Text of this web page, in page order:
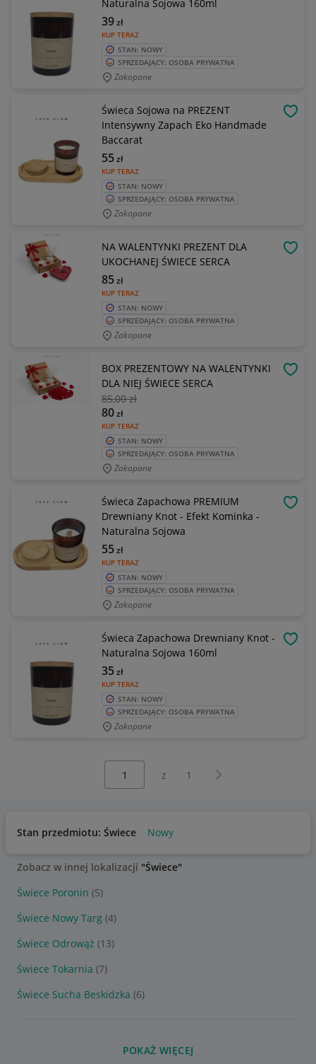
Naturalna Sojowa 160ml
KUP TERAZ
39zł
STAN: NOWY
SPRZEDAJĄCY: OSOBA PRYWATNA
Zakopane
Świeca Sojowa na PREZENT
Intensywny Zapach Eko Handmade
Baccarat
KUP TERAZ
55zł
STAN: NOWY
SPRZEDAJĄCY: OSOBA PRYWATNA
Zakopane
NA WALENTYNKI PREZENT DLA
UKOCHANEJ ŚWIECE SERCA
KUP TERAZ
85zł
STAN: NOWY
SPRZEDAJĄCY: OSOBA PRYWATNA
Zakopane
BOX PREZENTOWY NA WALENTYNKI
DLA NIEJ ŚWIECE SERCA
85,00 zł
KUP TERAZ
80zł
STAN: NOWY
SPRZEDAJĄCY: OSOBA PRYWATNA
Zakopane
Świeca Zapachowa PREMIUM
Drewniany Knot - Efekt Kominka -
Naturalna Sojowa
KUP TERAZ
55zł
STAN: NOWY
SPRZEDAJĄCY: OSOBA PRYWATNA
Zakopane
Świeca Zapachowa Drewniany Knot -
Naturalna Sojowa 160ml
KUP TERAZ
35zł
STAN: NOWY
SPRZEDAJĄCY: OSOBA PRYWATNA
Zakopane
z 1 Następna strona
Stan przedmiotu: Świece Nowy
Zobacz w innej lokalizacji "Świece"
Świece Poronin (5)
Świece Nowy Targ (4)
Świece Odrowąż (13)
Świece Tokarnia (7)
Świece Sucha Beskidzka (6)
POKAŻ WIĘCEJ